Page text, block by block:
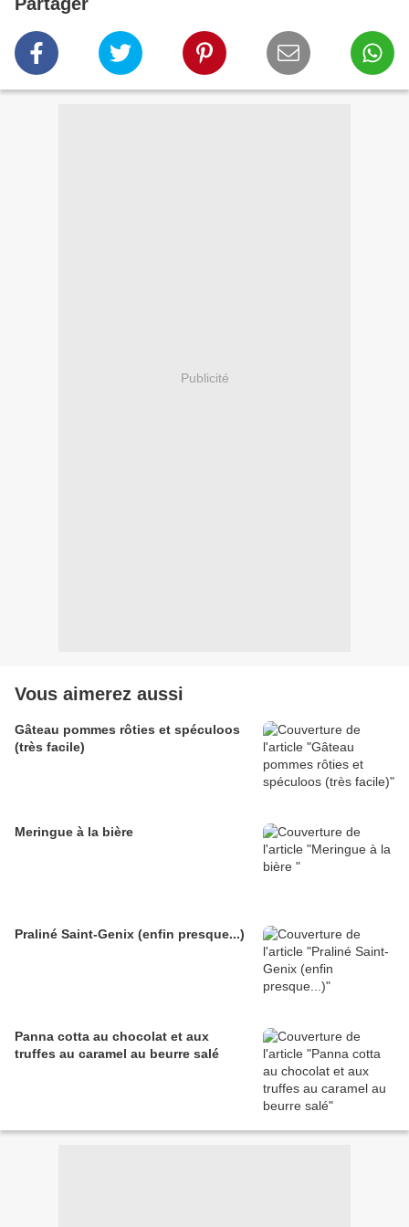
Publicité
Vous aimerez aussi
Gâteau pommes rôties et spéculoos
(très facile)
Meringue à la bière
Praliné Saint-Genix (enfin presque...)
Panna cotta au chocolat et aux
truffes au caramel au beurre salé